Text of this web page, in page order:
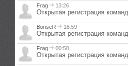
Frag 13:26
Открытая регистрация
BonseR 16:59
Открытая регистрация
Frag 00:58
Открытая регистрация